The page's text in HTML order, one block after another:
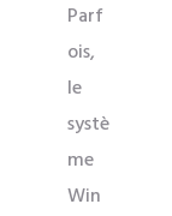
Parf
ois,
le
systè
me
Win